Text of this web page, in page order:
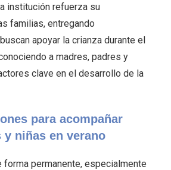
institución refuerza su
familias, entregando
apoyar la crianza durante el
a madres, padres y
clave en el desarrollo de la
para acompañar
y niñas en verano
forma permanente, especialmente